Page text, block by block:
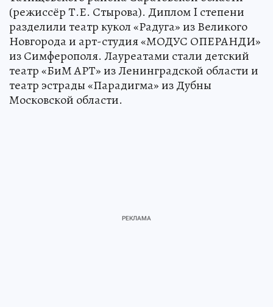
(режиссёр Т.Е. Стырова). Диплом I степени
разделили театр кукол «Радуга» из Великого
Новгорода и арт-студия «МОДУС ОПЕРАНДИ»
из Симферополя. Лауреатами стали детский
театр «БиМ АРТ» из Ленинградской области и
театр эстрады «Парадигма» из Дубны
Московской области.